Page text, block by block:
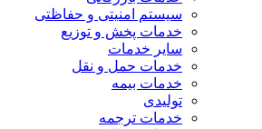
سیستم امنیتی و حفاظتی
خدمات پخش و توزیع
سایر خدمات
خدمات حمل و نقل
خدمات بیمه
تولیدی
خدمات ترجمه